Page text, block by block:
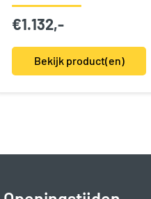
€1.132,-
Bekijk product(en)